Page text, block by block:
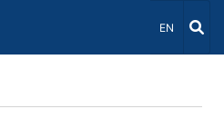
Dil Seçiniz
EN